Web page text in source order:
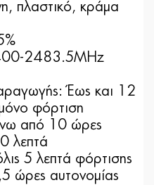
πλαστικό, κράμα
2483.5MHz
Έως και 12
φόρτιση
από 10 ώρες
λεπτά
5 λεπτά φόρτισης
ώρες αυτονομίας